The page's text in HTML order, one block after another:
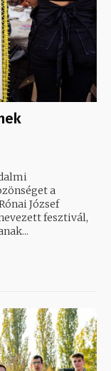
a
József
fesztivál,